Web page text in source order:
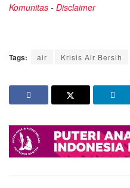
Komunitas - Disclaimer
Tags: air Krisis Air Bersih